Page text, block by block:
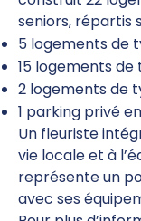
seniors, répartis
5 logements de
15 logements de
2 logements de
1 parking privé
Un fleuriste
vie locale et à
représente un
avec ses